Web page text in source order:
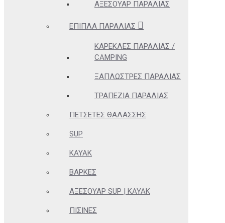
ΑΞΕΣΟΥΆΡ ΠΑΡΑΛΊΑΣ
ΈΠΙΠΛΑ ΠΑΡΑΛΊΑΣ
ΚΑΡΈΚΛΕΣ ΠΑΡΑΛΊΑΣ /
CAMPING
ΞΑΠΛΏΣΤΡΕΣ ΠΑΡΑΛΊΑΣ
ΤΡΑΠΈΖΙΑ ΠΑΡΑΛΊΑΣ
ΠΕΤΣΈΤΕΣ ΘΑΛΆΣΣΗΣ
SUP
KAYAK
ΒΆΡΚΕΣ
ΑΞΕΣΟΥΆΡ SUP | KAYAK
ΠΙΣΊΝΕΣ